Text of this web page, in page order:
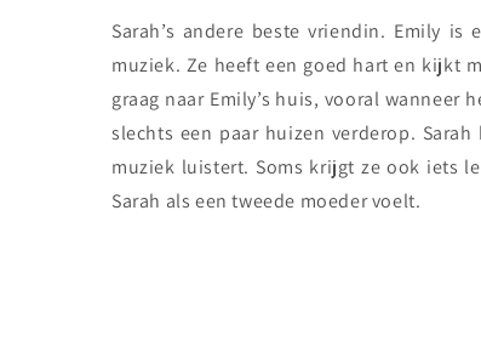
Sarah’s andere beste vriendin. Emily
muziek. Ze heeft een goed hart en kijkt
graag naar Emily’s huis, vooral
slechts een paar huizen verderop.
muziek luistert. Soms krijgt ze ook iets
Sarah als een tweede moeder voelt.